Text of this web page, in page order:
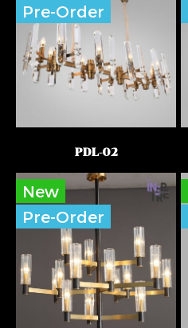
Pre-Order
PDL-02
New
Pre-Order